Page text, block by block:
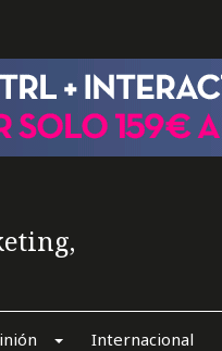
Internacional